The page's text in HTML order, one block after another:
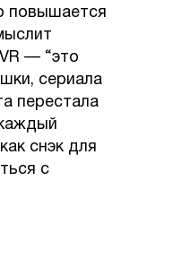
повышается
— “это
сериала
перестала
снэк для
с